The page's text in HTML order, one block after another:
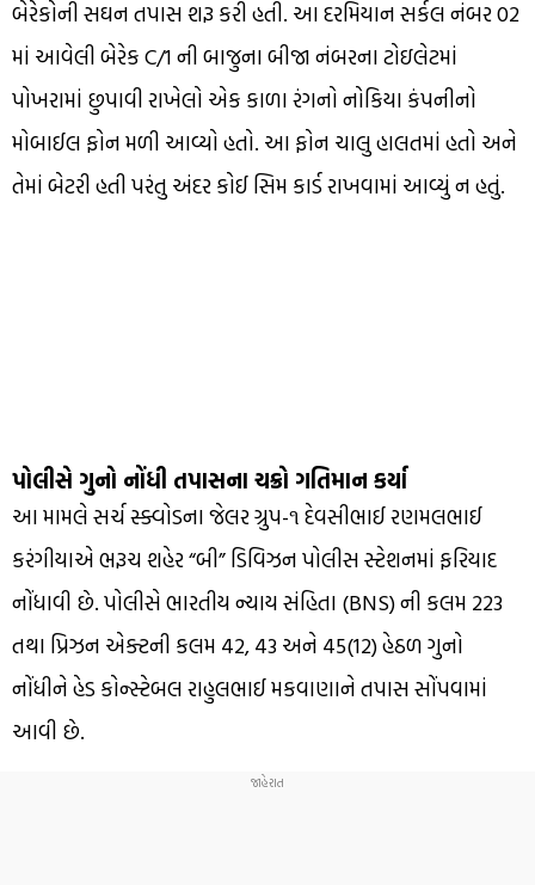
બેરેકોની સઘન તપાસ શરૂ કરી હતી. આ દરમિયાન સર્કલ નંબર 02
માં આવેલી બેરેક C/1 ની બાજુના બીજા નંબરના ટોઇલેટમાં
પોખરામાં છુપાવી રાખેલો એક કાળા રંગનો નોકિયા કંપનીનો
મોબાઈલ ફોન મળી આવ્યો હતો. આ ફોન ચાલુ હાલતમાં હતો અને
તેમાં બેટરી હતી પરંતુ અંદર કોઈ સિમ કાર્ડ રાખવામાં આવ્યું ન હતું.
પોલીસે ગુનો નોંધી તપાસના ચક્રો ગતિમાન કર્યા
આ મામલે સર્ચ સ્ક્વોડના જેલર ગ્રુપ-૧ દેવસીભાઈ રણમલભાઈ
કરંગીયાએ ભરૂચ શહેર “બી” ડિવિઝન પોલીસ સ્ટેશનમાં ફરિયાદ
નોંધાવી છે. પોલીસે ભારતીય ન્યાય સંહિતા (BNS) ની કલમ 223
તથા પ્રિઝન એક્ટની કલમ 42, 43 અને 45(12) હેઠળ ગુનો
નોંધીને હેડ કોન્સ્ટેબલ રાહુલભાઈ મકવાણાને તપાસ સોંપવામાં
આવી છે.